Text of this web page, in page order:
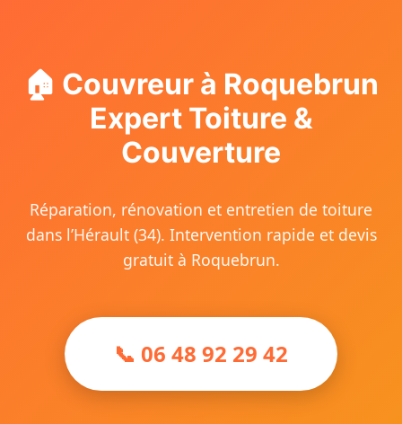
🏠 Couvreur à Roquebrun
Expert Toiture &
Couverture
Réparation, rénovation et entretien de toiture
dans l’Hérault (34). Intervention rapide et devis
gratuit à Roquebrun.
📞 06 48 92 29 42